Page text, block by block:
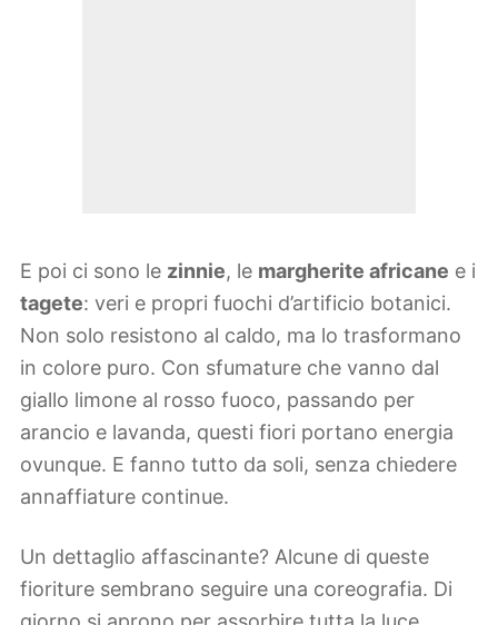
E poi ci sono le zinnie, le margherite africane e i
tagete: veri e propri fuochi d’artificio botanici.
Non solo resistono al caldo, ma lo trasformano
in colore puro. Con sfumature che vanno dal
giallo limone al rosso fuoco, passando per
arancio e lavanda, questi fiori portano energia
ovunque. E fanno tutto da soli, senza chiedere
annaffiature continue.
Un dettaglio affascinante? Alcune di queste
fioriture sembrano seguire una coreografia. Di